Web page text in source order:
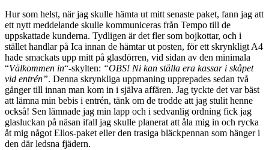
Hur som helst, när jag skulle hämta ut mitt senaste paket, fann jag att
ett nytt meddelande skulle kommuniceras från Tempo till de
uppskattade kunderna. Tydligen är det fler som bojkottar, och i
stället handlar på Ica innan de hämtar ut posten, för ett skrynkligt A4
hade smackats upp mitt på glasdörren, vid sidan av den minimala
“Välkommen in“-skylten: “OBS! Ni kan ställa era kassar i skåpet
vid entrén”. Denna skrynkliga uppmaning upprepades sedan två
gånger till innan man kom in i själva affären. Jag tyckte det var bäst
att lämna min bebis i entrén, tänk om de trodde att jag stulit henne
också! Sen lämnade jag min lapp och i sedvanlig ordning fick jag
glasluckan på näsan ifall jag skulle planerat att åla mig in och rycka
åt mig något Ellos-paket eller den trasiga bläckpennan som hänger i
den där ledsna fjädern.